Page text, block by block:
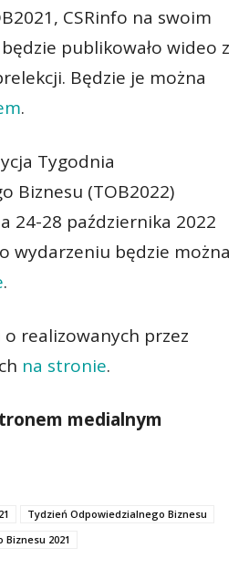
CSRinfo na swoim
publikowało wideo z
Będzie je można
.
Tygodnia
Biznesu (TOB2022)
24-28 października 2022
wydarzeniu będzie można
.
realizowanych przez
na stronie.
medialnym
Tydzień Odpowiedzialnego Biznesu
2021